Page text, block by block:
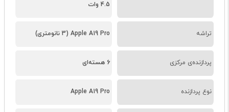
4.5 وات
تراشه Apple A19 Pro (3 نانومتری)
پردازنده‌ی مرکزی 6 هسته‌ای
نوع پردازنده Apple A19 Pro